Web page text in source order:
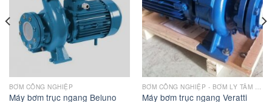
BƠM CÔNG NGHIỆP
Máy bơm trục ngang Beluno
BƠM CÔNG NGHIỆP - BƠM LY TÂM TRỤC NGANG VERATTI GIÁ RẺ
Máy bơm trục ngang Veratti